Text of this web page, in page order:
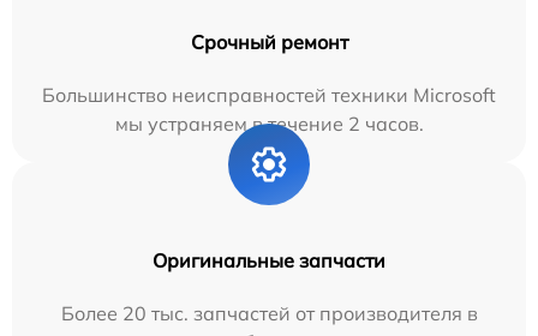
Срочный ремонт
Большинство неисправностей техники Microsoft
мы устраняем в течение 2 часов.
Оригинальные запчасти
Более 20 тыс. запчастей от производителя в